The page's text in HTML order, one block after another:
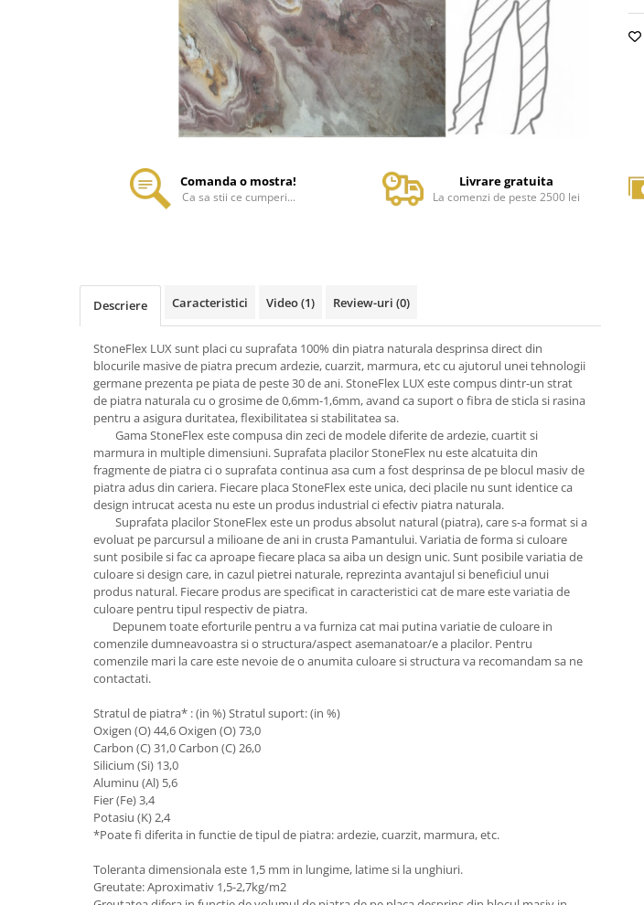
Comanda o mostra!
Ca sa stii ce cumperi...
Livrare gratuita
La comenzi de peste 2500 lei
Descriere Caracteristici Video(1) Review-uri (0)
StoneFlex LUX sunt placi cu suprafata 100% din piatra naturala desprinsa direct din
blocurile masive de piatra precum ardezie, cuarzit, marmura, etc cu ajutorul unei tehnologii
germane prezenta pe piata de peste 30 de ani. StoneFlex LUX este compus dintr-un strat
de piatra naturala cu o grosime de 0,6mm-1,6mm, avand ca suport o fibra de sticla si rasina
pentru a asigura duritatea, flexibilitatea si stabilitatea sa.
Gama StoneFlex este compusa din zeci de modele diferite de ardezie, cuartit si
marmura in multiple dimensiuni. Suprafata placilor StoneFlex nu este alcatuita din
fragmente de piatra ci o suprafata continua asa cum a fost desprinsa de pe blocul masiv de
piatra adus din cariera. Fiecare placa StoneFlex este unica, deci placile nu sunt identice ca
design intrucat acesta nu este un produs industrial ci efectiv piatra naturala.
Suprafata placilor StoneFlex este un produs absolut natural (piatra), care s-a format si a
evoluat pe parcursul a milioane de ani in crusta Pamantului. Variatia de forma si culoare
sunt posibile si fac ca aproape fiecare placa sa aiba un design unic. Sunt posibile variatia de
culoare si design care, in cazul pietrei naturale, reprezinta avantajul si beneficiul unui
produs natural. Fiecare produs are specificat in caracteristici cat de mare este variatia de
culoare pentru tipul respectiv de piatra.
Depunem toate eforturile pentru a va furniza cat mai putina variatie de culoare in
comenzile dumneavoastra si o structura/aspect asemanatoar/e a placilor. Pentru
comenzile mari la care este nevoie de o anumita culoare si structura va recomandam sa ne
contactati.
Stratul de piatra* : (in %) Stratul suport: (in %)
Oxigen (O) 44,6 Oxigen (O) 73,0
Carbon (C) 31,0 Carbon (C) 26,0
Silicium (Si) 13,0
Aluminu (Al) 5,6
Fier (Fe) 3,4
Potasiu (K) 2,4
*Poate fi diferita in functie de tipul de piatra: ardezie, cuarzit, marmura, etc.
Toleranta dimensionala este 1,5 mm in lungime, latime si la unghiuri.
Greutate: Aproximativ 1,5-2,7kg/m2